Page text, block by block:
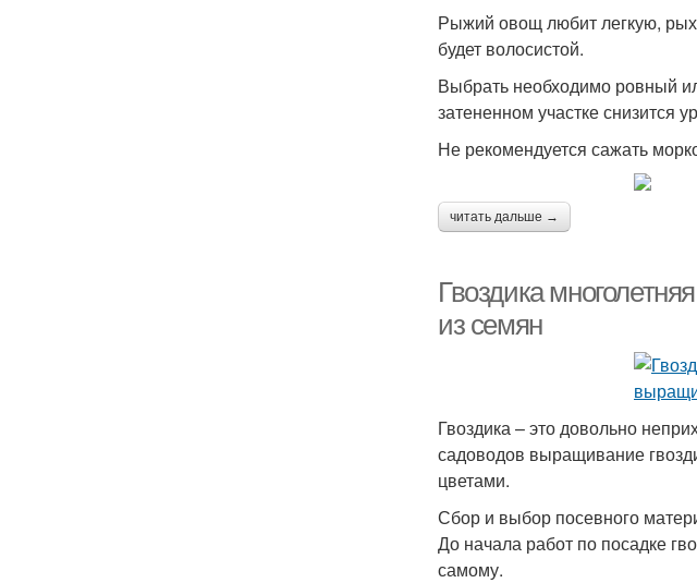
Рыжий овощ любит легкую,
будет волосистой.
Выбрать необходимо ровный
затененном участке снизится
Не рекомендуется сажать
читать дальше →
Гвоздика
из семян
Гвоздика – это довольно
садоводов выращивание
цветами.
Сбор и выбор посевного
До начала работ по посадке
самому.